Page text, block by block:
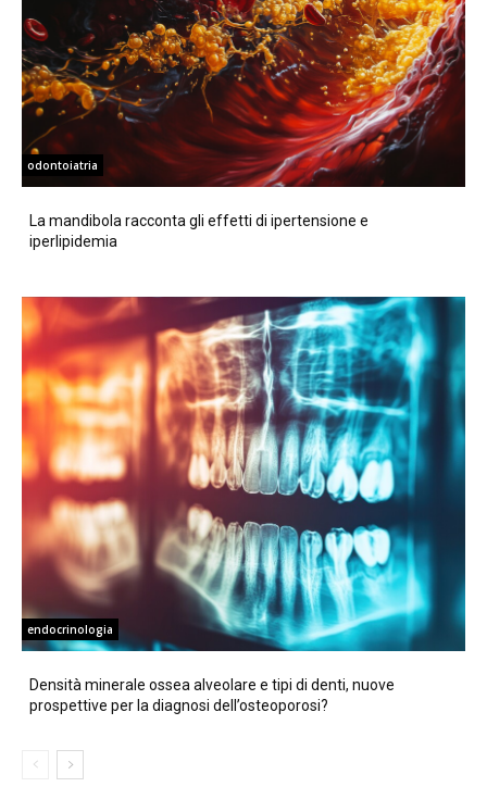
odontoiatria
La mandibola racconta gli effetti di ipertensione e
iperlipidemia
endocrinologia
Densità minerale ossea alveolare e tipi di denti, nuove
prospettive per la diagnosi dell’osteoporosi?